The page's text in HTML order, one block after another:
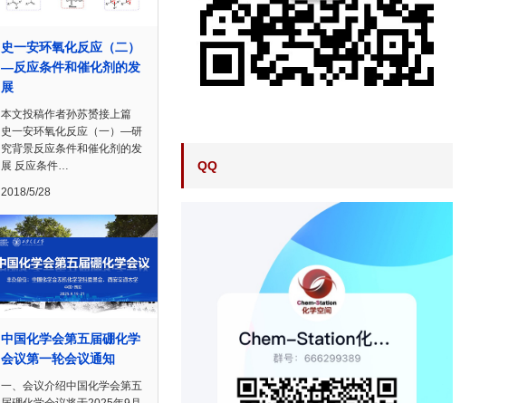
史一安环氧化反应（二）
—反应条件和催化剂的发
展
本文投稿作者孙苏赟接上篇
史一安环氧化反应（一）—研
究背景反应条件和催化剂的发
展 反应条件…
2018/5/28
中国化学会第五届硼化学
会议第一轮会议通知
一、会议介绍中国化学会第五
QQ